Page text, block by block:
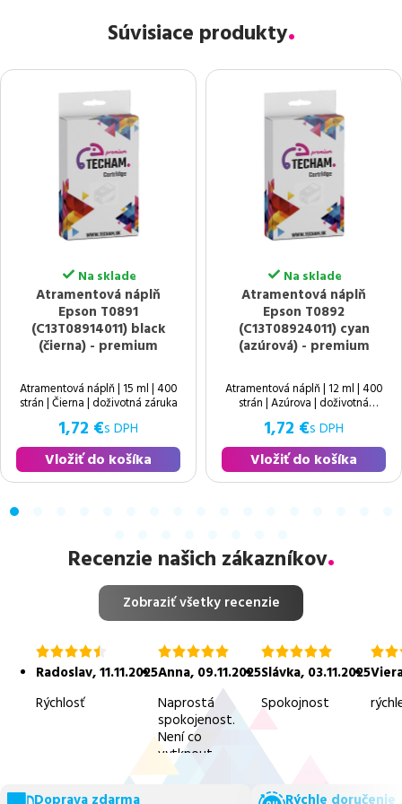
Súvisiace produkty
Na sklade
Atramentová náplň
Epson T0891
(C13T08914011) black
(čierna) - premium
Atramentová náplň | 15 ml | 400
strán | Čierna | doživotná záruka
1,72 €s DPH
Vložiť do košíka
Na sklade
Atramentová náplň
Epson T0892
(C13T08924011) cyan
(azúrová) - premium
Atramentová náplň | 12 ml | 400
strán | Azúrova | doživotná
1,72 €s DPH
Vložiť do košíka
Recenzie našich zákazníkov
Zobraziť všetky recenzie
hodnotenie
4.5
5
Radoslav,11.11.2025
Rýchlosť
hodnotenie
5.0
5
Anna, 09.11.2025
Naprostá
spokojenost.
Není co
vytknout.
hodnotenie
5.0
5
Slávka, 03.11.2025
Spokojnost
5.0
5